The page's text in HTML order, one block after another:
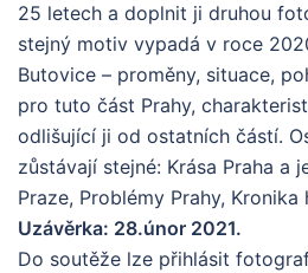
25 letech a doplnit ji druhou
stejný motiv vypadá v roce
Butovice – proměny, situace,
pro tuto část Prahy,
odlišující ji od ostatních částí.
zůstávají stejné: Krása Praha a
Praze, Problémy Prahy, Kronika
Uzávěrka: 28.únor 2021.
Do soutěže lze přihlásit